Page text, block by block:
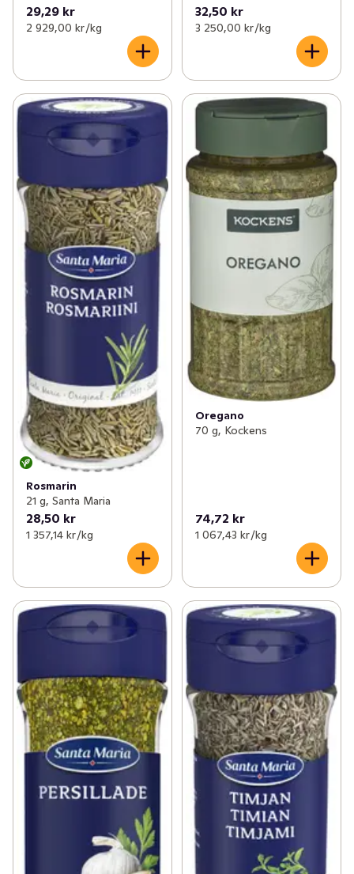
29,29 kr
2 929,00 kr /kg
32,50 kr
3 250,00 kr /kg
Rosmarin
21 g, Santa Maria
28,50 kr
1 357,14 kr /kg
Oregano
70 g, Kockens
74,72 kr
1 067,43 kr /kg